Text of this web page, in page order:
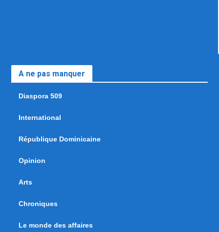
A ne pas manquer
Diaspora 509
International
République Dominicaine
Opinion
Arts
Chroniques
Le monde des affaires